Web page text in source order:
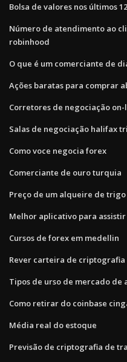
Bolsa de valores nos últimos
Número de atendimento ao
robinhood
O que é um comerciante de
Ações baratas para comprar
Corretores de negociação on-
Salas de negociação halifax
Como voce negocia forex
Comerciante de ouro turquia
Preço de um alqueire de trigo
Melhor aplicativo para
Cursos de forex em medellin
Rever carteira de criptografia
Tipos de urso de mercado de
Como retirar do coinbase
Média real do estoque
Previsão de criptografia de